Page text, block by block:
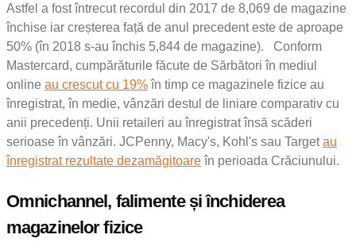
Astfel a fost întrecut recordul din 2017 de 8,069 de magazine
închise iar creșterea față de anul precedent este de aproape
50% (în 2018 s-au închis 5,844 de magazine). Conform
Mastercard, cumpărăturile făcute de Sărbători în mediul
online au crescut cu 19%în timp ce magazinele fizice au
înregistrat, în medie, vânzări destul de liniare comparativ cu
anii precedenți. Unii retaileri au înregistrat însă scăderi
serioase în vânzări. JCPenny, Macy's, Kohl's sau Targetau
înregistrat rezultate dezamăgitoareîn perioada Crăciunului.
Omnichannel, falimente și închiderea
magazinelor fizice